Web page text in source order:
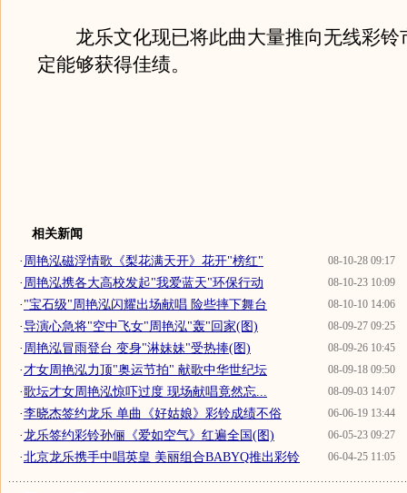
龙乐文化现已将此曲大量推向无线彩铃
定能够获得佳绩。
相关新闻
08-10-28 09:17
· 周艳泓磁浮情歌《梨花满天开》花开"榜红"
08-10-23 10:09
· 周艳泓携各大高校发起"我爱蓝天"环保行动
08-10-10 14:06
·"宝石级"周艳泓闪耀出场献唱 险些摔下舞台
08-09-27 09:25
·导演心急将"空中飞女"周艳泓"轰"回家(图)
08-09-26 10:45
· 周艳泓冒雨登台 变身"淋妹妹"受热捧(图)
08-09-18 09:50
·才女周艳泓力顶"奥运节拍" 献歌中华世纪坛
08-09-03 14:07
·歌坛才女周艳泓惊吓过度 现场献唱竟然忘...
06-06-19 13:44
·李晓杰签约龙乐 单曲《好姑娘》彩铃成绩不俗
06-05-23 09:27
·龙乐签约彩铃孙俪《爱如空气》红遍全国(图)
06-04-25 11:05
·北京龙乐携手中唱英皇 美丽组合BABYQ推出彩铃